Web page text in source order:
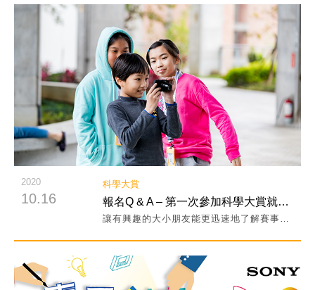
閱讀詳細內容
2020
10.16
科學大賞
報名Q & A – 第一次參加科學大賞就上手！
閱讀詳細內容